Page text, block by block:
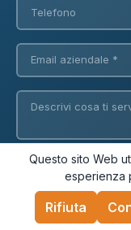
✓
Questo sito Web
esperienza
Rifiuta